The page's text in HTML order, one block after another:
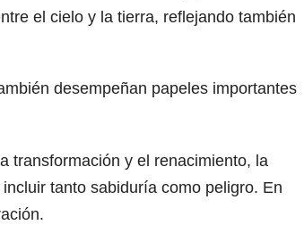
el cielo y la tierra, reflejando también
desempeñan papeles importantes
transformación y el renacimiento, la
tanto sabiduría como peligro. En